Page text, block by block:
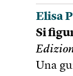
Elisa
Si
Una